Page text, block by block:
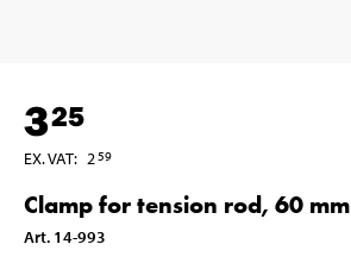
325
EX. VAT: 259
Clamp for tension rod, 60 mm
Art. 14-993